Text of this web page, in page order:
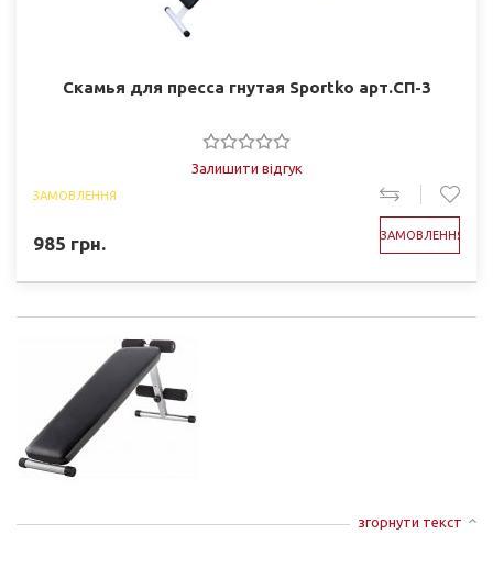
Скамья для пресcа гнутая Sportko арт.СП-3
Залишити відгук
ЗАМОВЛЕННЯ
985 грн. ЗАМОВЛЕННЯ
згорнути текст